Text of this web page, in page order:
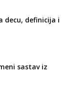
decu, definicija i
sastav iz